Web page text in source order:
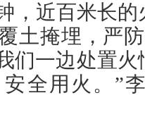
，近百米长
土掩埋，严
们一边处置
全用火。”